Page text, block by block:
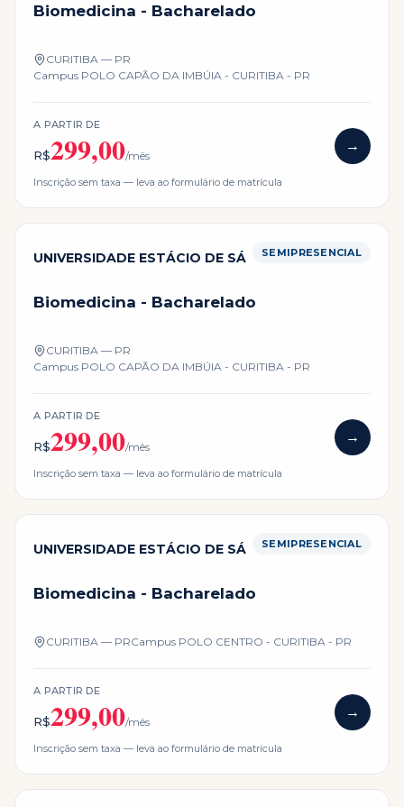
Biomedicina - Bacharelado
CURITIBA — PR
Campus POLO CAPÃO DA IMBÚIA - CURITIBA - PR
A PARTIR DE
R$299,00/mês
→
Inscrição sem taxa — leva ao formulário de matrícula
UNIVERSIDADE ESTÁCIO DE SÁ SEMIPRESENCIAL
Biomedicina - Bacharelado
CURITIBA — PR
Campus POLO CAPÃO DA IMBÚIA - CURITIBA - PR
A PARTIR DE
R$299,00/mês
→
Inscrição sem taxa — leva ao formulário de matrícula
UNIVERSIDADE ESTÁCIO DE SÁ SEMIPRESENCIAL
Biomedicina - Bacharelado
CURITIBA — PRCampus POLO CENTRO - CURITIBA - PR
A PARTIR DE
R$299,00/mês
→
Inscrição sem taxa — leva ao formulário de matrícula